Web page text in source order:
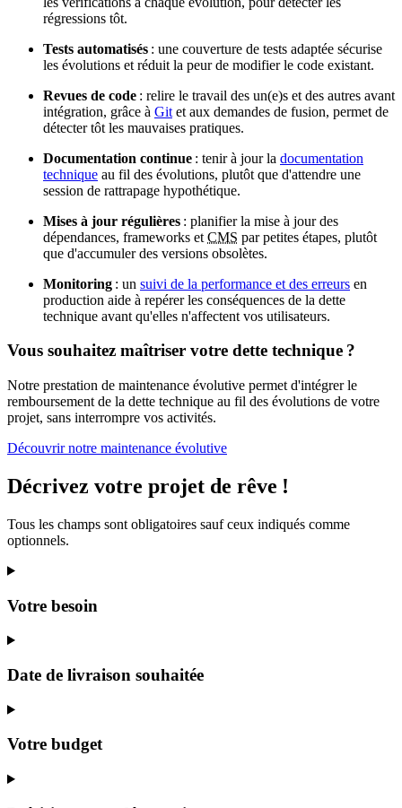
régressions tôt.
Tests automatisés : une couverture de tests adaptée sécurise
les évolutions et réduit la peur de modifier le code existant.
Revues de code : relire le travail des un(e)s et des autres avant
intégration, grâce à Git et aux demandes de fusion, permet de
détecter tôt les mauvaises pratiques.
Documentation continue : tenir à jour la documentation
technique au fil des évolutions, plutôt que d'attendre une
session de rattrapage hypothétique.
Mises à jour régulières : planifier la mise à jour des
dépendances, frameworks et CMS par petites étapes, plutôt
que d'accumuler des versions obsolètes.
Monitoring : un suivi de la performance et des erreurs en
production aide à repérer les conséquences de la dette
technique avant qu'elles n'affectent vos utilisateurs.
Vous souhaitez maîtriser votre dette technique ?
Notre prestation de maintenance évolutive permet d'intégrer le
remboursement de la dette technique au fil des évolutions de votre
projet, sans interrompre vos activités.
Découvrir notre maintenance évolutive
Décrivez votre projet de rêve !
Tous les champs sont obligatoires sauf ceux indiqués comme
optionnels.
Votre besoin
Date de livraison souhaitée
Votre budget